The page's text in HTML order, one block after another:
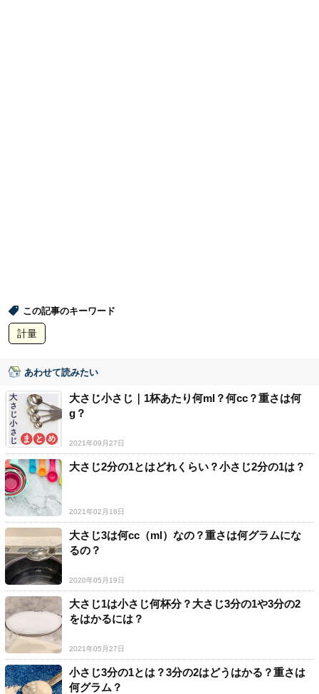
この記事のキーワード
計量
あわせて読みたい
大さじ小さじ｜1杯あたり何ml？何cc？重さは何
g？
2021年09月27日
大さじ2分の1とはどれくらい？小さじ2分の1は？
2021年02月16日
大さじ3は何cc（ml）なの？重さは何グラムにな
るの？
2020年05月19日
大さじ1は小さじ何杯分？大さじ3分の1や3分の2
をはかるには？
2021年05月27日
小さじ3分の1とは？3分の2はどうはかる？重さは
何グラム？